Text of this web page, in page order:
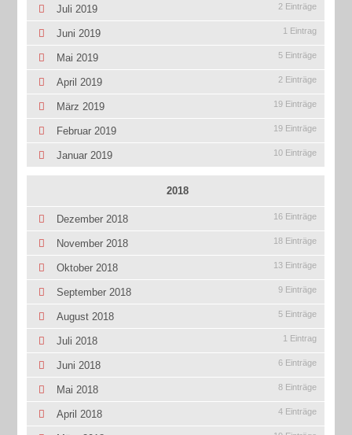
Juli 2019 2 Einträge
Juni 2019 1 Eintrag
Mai 2019 5 Einträge
April 2019 2 Einträge
März 2019 19 Einträge
Februar 2019 19 Einträge
Januar 2019 10 Einträge
2018
Dezember 2018 16 Einträge
November 2018 18 Einträge
Oktober 2018 13 Einträge
September 2018 9 Einträge
August 2018 5 Einträge
Juli 2018 1 Eintrag
Juni 2018 6 Einträge
Mai 2018 8 Einträge
April 2018 4 Einträge